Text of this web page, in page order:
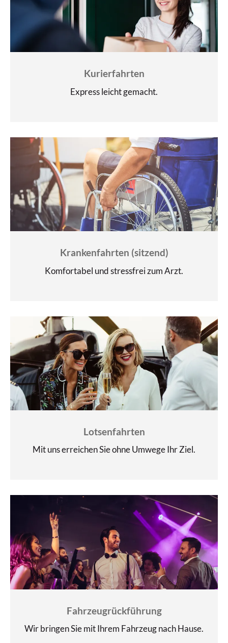
Kurierfahrten
Express leicht gemacht.
Krankenfahrten (sitzend)
Komfortabel und stressfrei zum Arzt.
Lotsenfahrten
Mit uns erreichen Sie ohne Umwege Ihr Ziel.
Fahrzeugrückführung
Wir bringen Sie mit Ihrem Fahrzeug nach Hause.